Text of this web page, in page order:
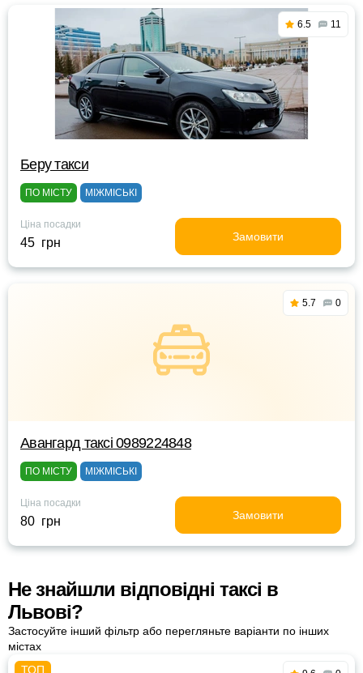
6.5 11
Беру такси
ПО МІСТУ МІЖМІСЬКІ
Ціна посадки
45 грн Замовити
5.7 0
Авангард таксі 0989224848
ПО МІСТУ МІЖМІСЬКІ
Ціна посадки
80 грн Замовити
Не знайшли відповідні таксі в
Львові?
Застосуйте інший фільтр або перегляньте варіанти по інших
містах